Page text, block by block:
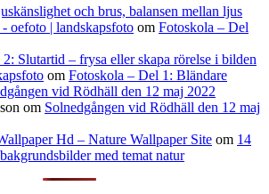
och brus, balansen mellan ljus
oefoto | landskapsfoto om Fotoskola – Del
Slutartid – frysa eller skapa rörelse i bilden
om Fotoskola – Del 1: Bländare
vid Rödhäll den 12 maj 2022
om Solnedgången vid Rödhäll den 12 maj
Hd – Nature Wallpaper Site om 14
med temat natur